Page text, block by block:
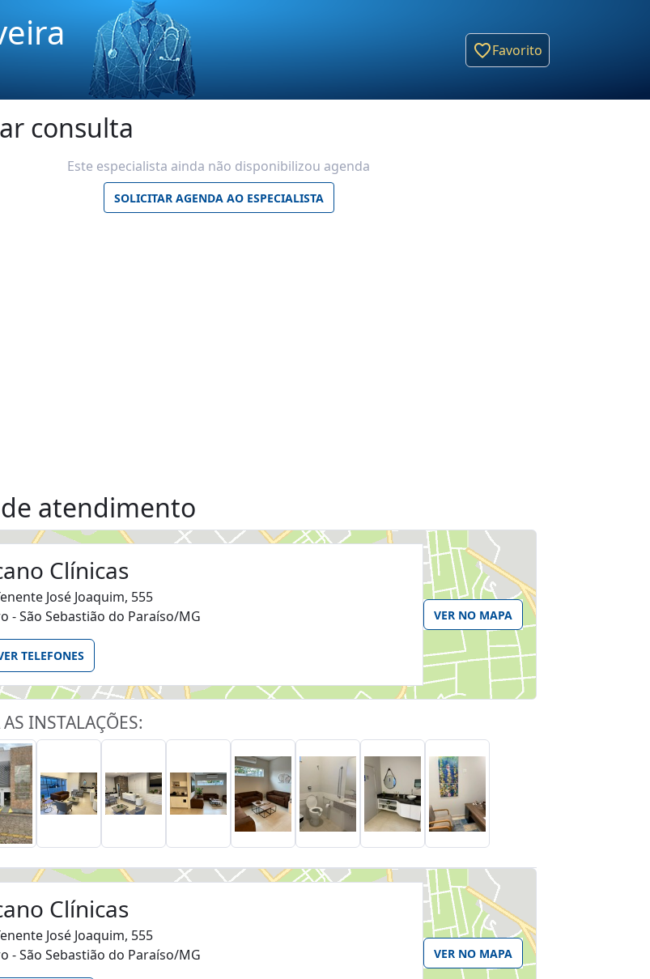
Favorito
consulta
atendimento
Clínicas
José Joaquim, 555
- São Sebastião do Paraíso/MG
TELEFONES
VER NO MAPA
INSTALAÇÕES:
Clínicas
José Joaquim, 555
- São Sebastião do Paraíso/MG
VER NO MAPA